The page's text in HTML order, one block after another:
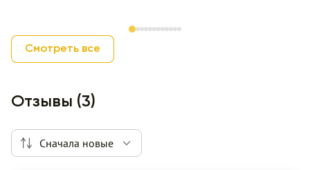
Item 1 of 12
Смотреть все
Отзывы (3)
Сначала новые